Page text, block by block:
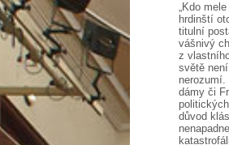
„Kdo
hrdinští
titulní
vášnivý
z
světě
dámy či
důvod